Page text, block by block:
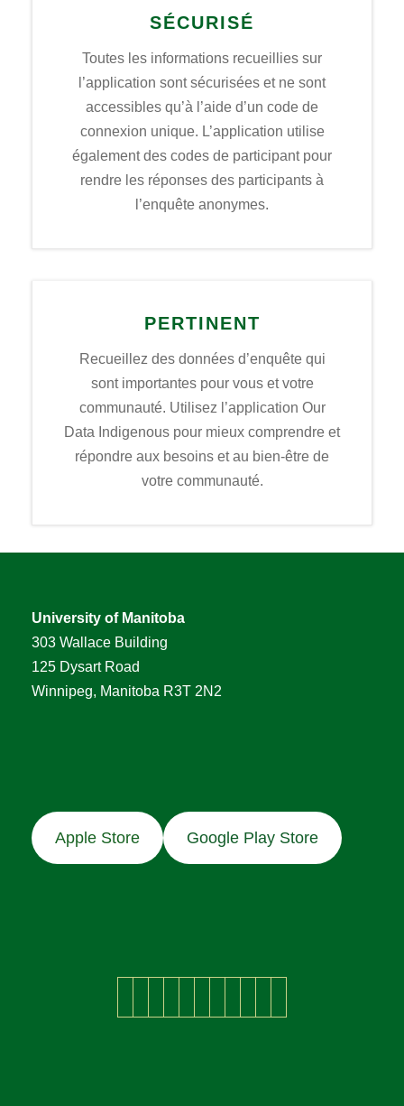
SÉCURISÉ
Toutes les informations recueillies sur
l’application sont sécurisées et ne sont
accessibles qu’à l’aide d’un code de
connexion unique. L’application utilise
également des codes de participant pour
rendre les réponses des participants à
l’enquête anonymes.
PERTINENT
Recueillez des données d’enquête qui
sont importantes pour vous et votre
communauté. Utilisez l’application Our
Data Indigenous pour mieux comprendre et
répondre aux besoins et au bien-être de
votre communauté.
University of Manitoba
303 Wallace Building
125 Dysart Road
Winnipeg, Manitoba R3T 2N2
Apple Store Google Play Store